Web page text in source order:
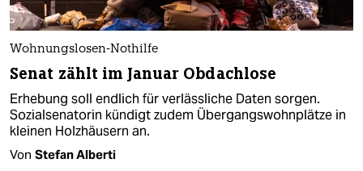
Wohnungslosen-Nothilfe
Senat zählt im Januar Obdachlose
Erhebung soll endlich für verlässliche Daten sorgen.
Sozialsenatorin kündigt zudem Übergangswohnplätze in
kleinen Holzhäusern an.
Von Stefan Alberti